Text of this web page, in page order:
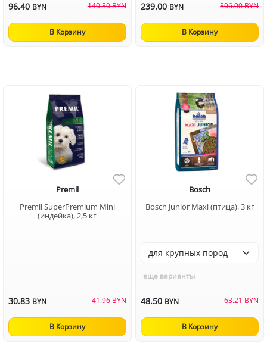
96.40 BYN 140.30 BYN
В Корзину
239.00 BYN 306.00 BYN
В Корзину
Premil
Premil SuperPremium Mini
(индейка), 2,5 кг
30.83 BYN 41.96 BYN
В Корзину
Bosch
Bosch Junior Maxi (птица), 3 кг
еще варианты
48.50 BYN 63.21 BYN
В Корзину